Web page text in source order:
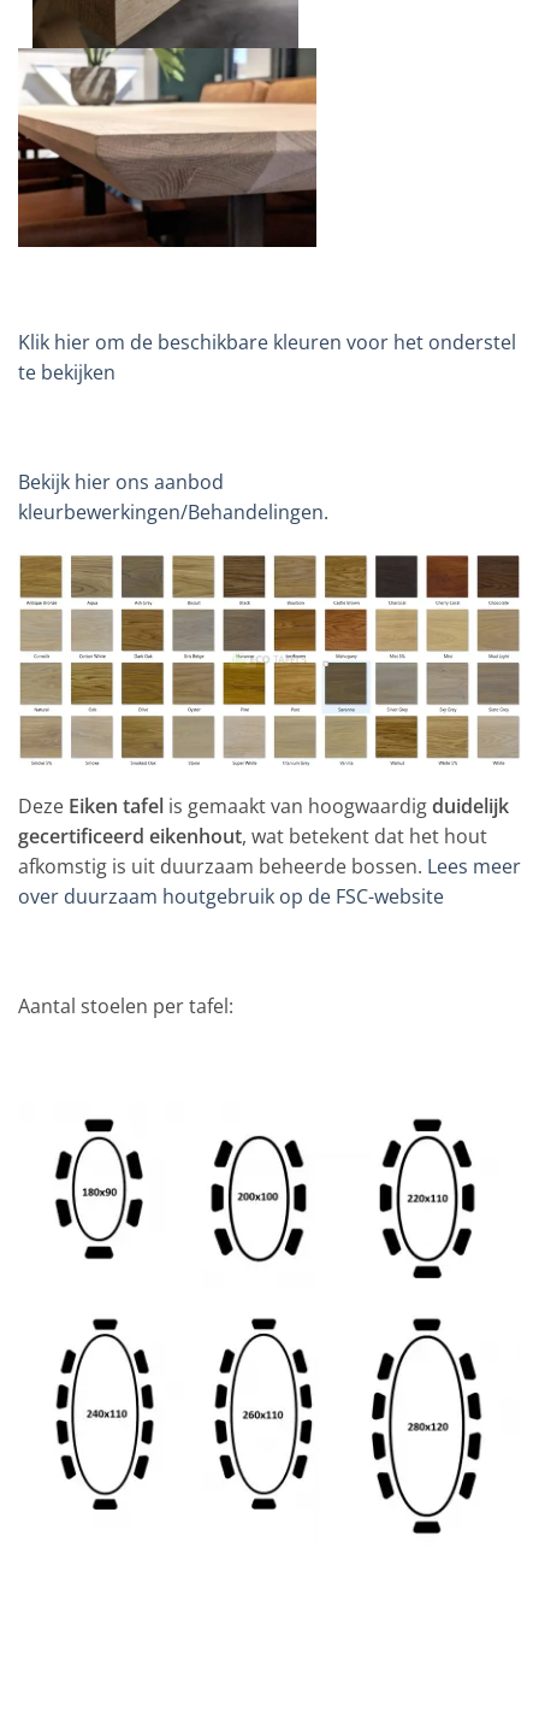
Klik hier om de beschikbare kleuren voor het onderstel
te bekijken
Bekijk hier ons aanbod
kleurbewerkingen/Behandelingen.
Deze Eiken tafel is gemaakt van hoogwaardigduidelijk
gecertificeerd eikenhout, wat betekent dat het hout
afkomstig is uit duurzaam beheerde bossen. Lees meer
over duurzaam houtgebruik op de FSC-website
Aantal stoelen per tafel: